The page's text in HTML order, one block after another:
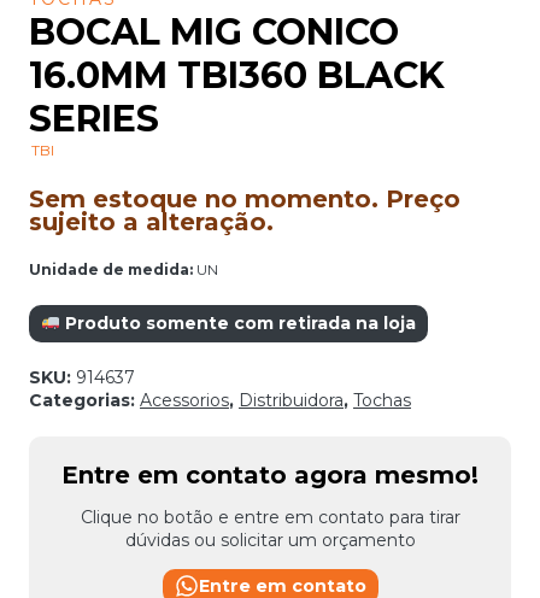
BOCAL MIG CONICO
16.0MM TBI360 BLACK
SERIES
TBI
Sem estoque no momento. Preço
sujeito a alteração.
Unidade de medida: UN
Produto somente com retirada na loja
SKU: 914637
Categorias: Acessorios, Distribuidora, Tochas
Entre em contato agora mesmo!
Clique no botão e entre em contato para tirar
dúvidas ou solicitar um orçamento
Entre em contato